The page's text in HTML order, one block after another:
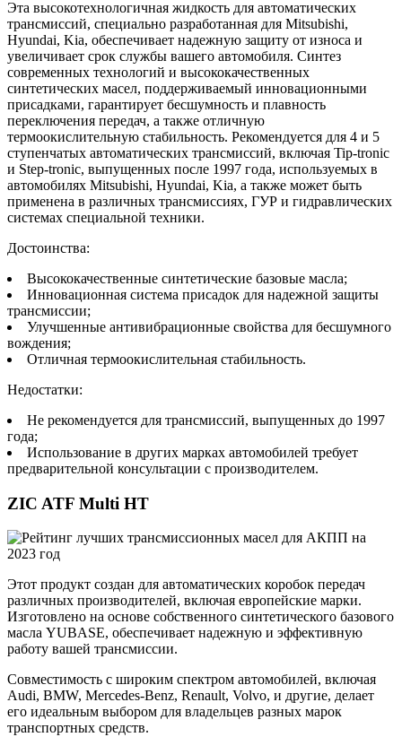
Эта высокотехнологичная жидкость для автоматических
трансмиссий, специально разработанная для Mitsubishi,
Hyundai, Kia, обеспечивает надежную защиту от износа и
увеличивает срок службы вашего автомобиля. Синтез
современных технологий и высококачественных
синтетических масел, поддерживаемый инновационными
присадками, гарантирует бесшумность и плавность
переключения передач, а также отличную
термоокислительную стабильность. Рекомендуется для 4 и 5
ступенчатых автоматических трансмиссий, включая Tip-tronic
и Step-tronic, выпущенных после 1997 года, используемых в
автомобилях Mitsubishi, Hyundai, Kia, а также может быть
применена в различных трансмиссиях, ГУР и гидравлических
системах специальной техники.
Достоинства:
Высококачественные синтетические базовые масла;
Инновационная система присадок для надежной защиты
трансмиссии;
Улучшенные антивибрационные свойства для бесшумного
вождения;
Отличная термоокислительная стабильность.
Недостатки:
Не рекомендуется для трансмиссий, выпущенных до 1997
года;
Использование в других марках автомобилей требует
предварительной консультации с производителем.
ZIC ATF Multi HT
Этот продукт создан для автоматических коробок передач
различных производителей, включая европейские марки.
Изготовлено на основе собственного синтетического базового
масла YUBASE, обеспечивает надежную и эффективную
работу вашей трансмиссии.
Совместимость с широким спектром автомобилей, включая
Audi, BMW, Mercedes-Benz, Renault, Volvo, и другие, делает
его идеальным выбором для владельцев разных марок
транспортных средств.